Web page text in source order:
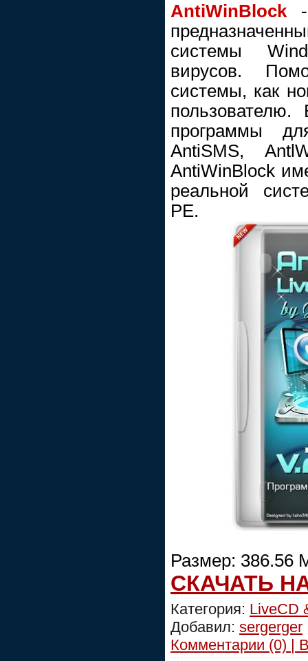
AntiWinBlock -
системы
вирусов.
системы, как
программы
AntiSMS,
AntiWinBlock
реальной
PE.
Размер: 386.56
СКАЧАТЬ
Категория: LiveCD
Добавил: sergerger
Комментарии (0) |